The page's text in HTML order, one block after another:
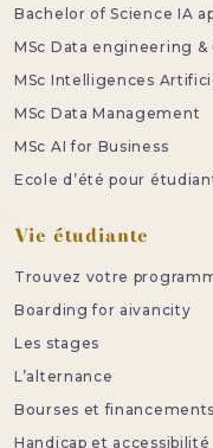
Bachelor of Science IA
MSc Data engineering
MSc Intelligences
MSc Data Management
MSc AI for Business
Ecole d’été pour
Vie étudiante
Trouvez votre
Boarding for aivancity
Les stages
L’alternance
Bourses et financements
Handicap et accessibilité